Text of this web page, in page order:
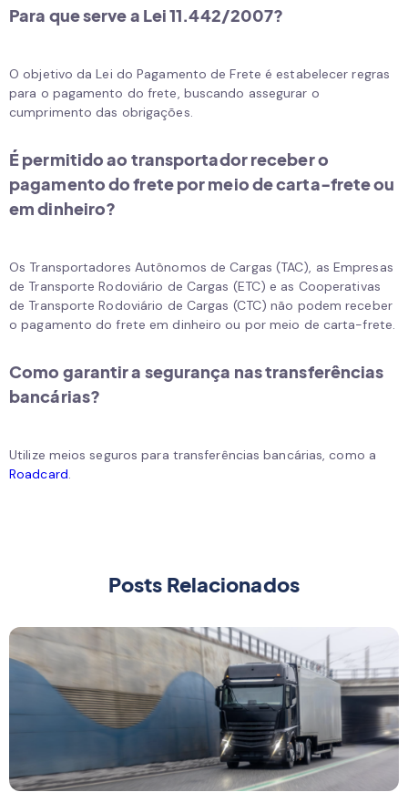
Para que serve a Lei 11.442/2007?
O objetivo da Lei do Pagamento de Frete é estabelecer regras
para o pagamento do frete, buscando assegurar o
cumprimento das obrigações.
É permitido ao transportador receber o
pagamento do frete por meio de carta-frete ou
em dinheiro?
Os Transportadores Autônomos de Cargas (TAC), as Empresas
de Transporte Rodoviário de Cargas (ETC) e as Cooperativas
de Transporte Rodoviário de Cargas (CTC) não podem receber
o pagamento do frete em dinheiro ou por meio de carta-frete.
Como garantir a segurança nas transferências
bancárias?
Utilize meios seguros para transferências bancárias, como a
Roadcard.
Posts Relacionados